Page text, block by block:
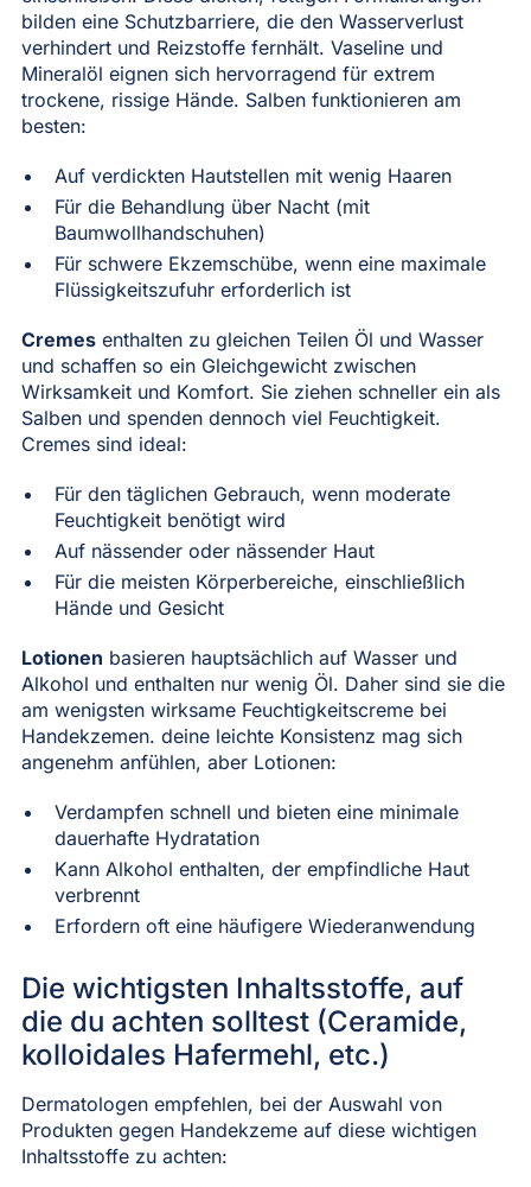
bilden eine Schutzbarriere, die den Wasserverlust
verhindert und Reizstoffe fernhält. Vaseline und
Mineralöl eignen sich hervorragend für extrem
trockene, rissige Hände. Salben funktionieren am
besten:
Auf verdickten Hautstellen mit wenig Haaren
Für die Behandlung über Nacht (mit
Baumwollhandschuhen)
Für schwere Ekzemschübe, wenn eine maximale
Flüssigkeitszufuhr erforderlich ist
Cremesenthalten zu gleichen Teilen Öl und Wasser
und schaffen so ein Gleichgewicht zwischen
Wirksamkeit und Komfort. Sie ziehen schneller ein als
Salben und spenden dennoch viel Feuchtigkeit.
Cremes sind ideal:
Für den täglichen Gebrauch, wenn moderate
Feuchtigkeit benötigt wird
Auf nässender oder nässender Haut
Für die meisten Körperbereiche, einschließlich
Hände und Gesicht
Lotionen basieren hauptsächlich auf Wasser und
Alkohol und enthalten nur wenig Öl. Daher sind sie die
am wenigsten wirksame Feuchtigkeitscreme bei
Handekzemen. deine leichte Konsistenz mag sich
angenehm anfühlen, aber Lotionen:
Verdampfen schnell und bieten eine minimale
dauerhafte Hydratation
Kann Alkohol enthalten, der empfindliche Haut
verbrennt
Erfordern oft eine häufigere Wiederanwendung
Die wichtigsten Inhaltsstoffe, auf
die du achten solltest (Ceramide,
kolloidales Hafermehl, etc.)
Dermatologen empfehlen, bei der Auswahl von
Produkten gegen Handekzeme auf diese wichtigen
Inhaltsstoffe zu achten: